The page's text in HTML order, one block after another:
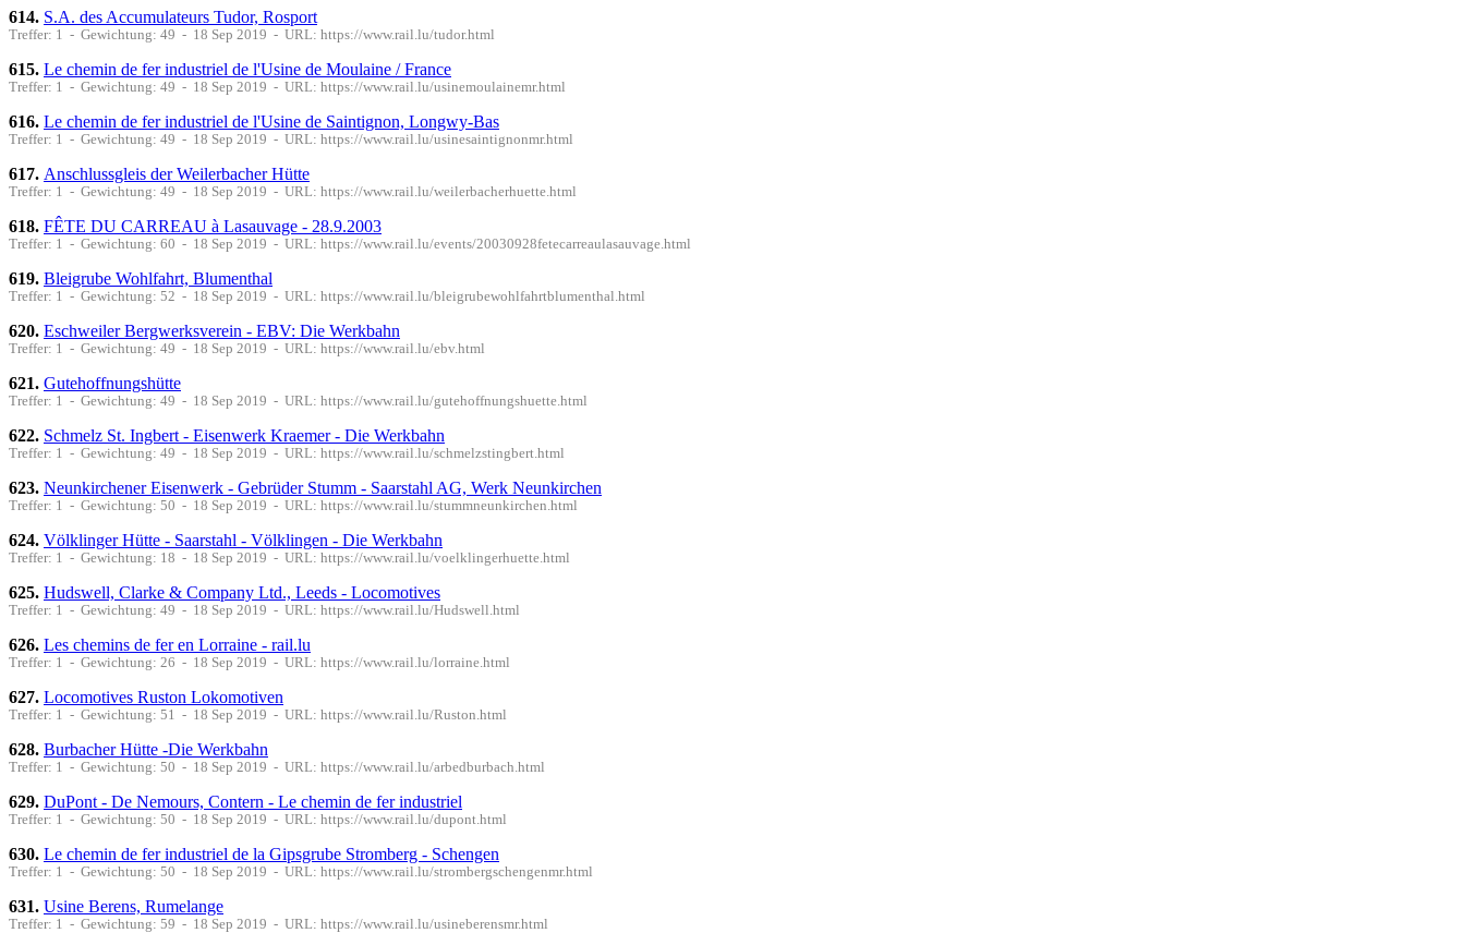
614. S.A. des Accumulateurs Tudor, Rosport
Treffer: 1 - Gewichtung: 49 - 18 Sep 2019 - URL: https://www.rail.lu/tudor.html
615. Le chemin de fer industriel de l'Usine de Moulaine / France
Treffer: 1 - Gewichtung: 49 - 18 Sep 2019 - URL: https://www.rail.lu/usinemoulainemr.html
616. Le chemin de fer industriel de l'Usine de Saintignon, Longwy-Bas
Treffer: 1 - Gewichtung: 49 - 18 Sep 2019 - URL: https://www.rail.lu/usinesaintignonmr.html
617. Anschlussgleis der Weilerbacher Hütte
Treffer: 1 - Gewichtung: 49 - 18 Sep 2019 - URL: https://www.rail.lu/weilerbacherhuette.html
618. FÊTE DU CARREAU à Lasauvage - 28.9.2003
Treffer: 1 - Gewichtung: 60 - 18 Sep 2019 - URL: https://www.rail.lu/events/20030928fetecarreaulasauvage.html
619. Bleigrube Wohlfahrt, Blumenthal
Treffer: 1 - Gewichtung: 52 - 18 Sep 2019 - URL: https://www.rail.lu/bleigrubewohlfahrtblumenthal.html
620. Eschweiler Bergwerksverein - EBV: Die Werkbahn
Treffer: 1 - Gewichtung: 49 - 18 Sep 2019 - URL: https://www.rail.lu/ebv.html
621. Gutehoffnungshütte
Treffer: 1 - Gewichtung: 49 - 18 Sep 2019 - URL: https://www.rail.lu/gutehoffnungshuette.html
622. Schmelz St. Ingbert - Eisenwerk Kraemer - Die Werkbahn
Treffer: 1 - Gewichtung: 49 - 18 Sep 2019 - URL: https://www.rail.lu/schmelzstingbert.html
623. Neunkirchener Eisenwerk - Gebrüder Stumm - Saarstahl AG, Werk Neunkirchen
Treffer: 1 - Gewichtung: 50 - 18 Sep 2019 - URL: https://www.rail.lu/stummneunkirchen.html
624. Völklinger Hütte - Saarstahl - Völklingen - Die Werkbahn
Treffer: 1 - Gewichtung: 18 - 18 Sep 2019 - URL: https://www.rail.lu/voelklingerhuette.html
625. Hudswell, Clarke & Company Ltd., Leeds - Locomotives
Treffer: 1 - Gewichtung: 49 - 18 Sep 2019 - URL: https://www.rail.lu/Hudswell.html
626. Les chemins de fer en Lorraine - rail.lu
Treffer: 1 - Gewichtung: 26 - 18 Sep 2019 - URL: https://www.rail.lu/lorraine.html
627. Locomotives Ruston Lokomotiven
Treffer: 1 - Gewichtung: 51 - 18 Sep 2019 - URL: https://www.rail.lu/Ruston.html
628. Burbacher Hütte -Die Werkbahn
Treffer: 1 - Gewichtung: 50 - 18 Sep 2019 - URL: https://www.rail.lu/arbedburbach.html
629. DuPont - De Nemours, Contern - Le chemin de fer industriel
Treffer: 1 - Gewichtung: 50 - 18 Sep 2019 - URL: https://www.rail.lu/dupont.html
630. Le chemin de fer industriel de la Gipsgrube Stromberg - Schengen
Treffer: 1 - Gewichtung: 50 - 18 Sep 2019 - URL: https://www.rail.lu/strombergschengenmr.html
631. Usine Berens, Rumelange
Treffer: 1 - Gewichtung: 59 - 18 Sep 2019 - URL: https://www.rail.lu/usineberensmr.html